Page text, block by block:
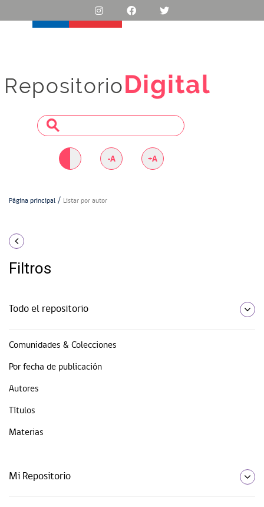
RepositorioDigital
-A +A
Página principal Listar por autor
Filtros
Todo el repositorio
Comunidades & Colecciones
Por fecha de publicación
Autores
Títulos
Materias
Mi Repositorio